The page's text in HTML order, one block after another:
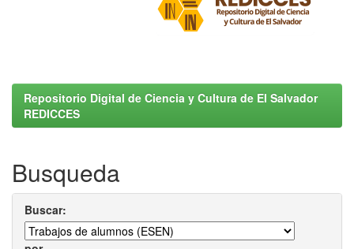
Repositorio Digital de Ciencia y Cultura de El Salvador
REDICCES
Busqueda
Buscar: